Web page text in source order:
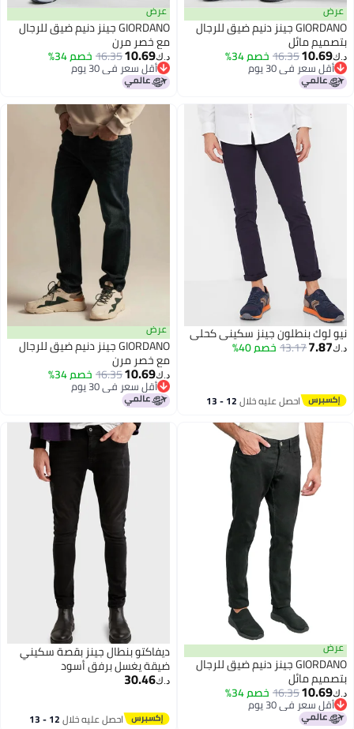
عرض
GIORDANO جينز دنيم ضيق للرجال
بتصميم مائل
د.ك‏10.69
16.35خصم 34%
أقل سعر في 30 يوم
أقل سعر في 30 يوم
عرض
GIORDANO جينز دنيم ضيق للرجال
مع خصر مرن
د.ك‏10.69
16.35خصم 34%
أقل سعر في 30 يوم
أقل سعر في 30 يوم
نيو لوك بنطلون جينز سكيني كحلي
د.ك‏7.87
13.17خصم 40%
احصل عليه خلال 12 - 13
عرض
GIORDANO جينز دنيم ضيق للرجال
مع خصر مرن
د.ك‏10.69
16.35خصم 34%
أقل سعر في 30 يوم
أقل سعر في 30 يوم
عرض
GIORDANO جينز دنيم ضيق للرجال
بتصميم مائل
د.ك‏10.69
16.35خصم 34%
أقل سعر في 30 يوم
أقل سعر في 30 يوم
ديفاكتو بنطال جينز بقصة سكيني
ضيقة يغسل برفق أسود
د.ك‏30.46
احصل عليه خلال 12 - 13